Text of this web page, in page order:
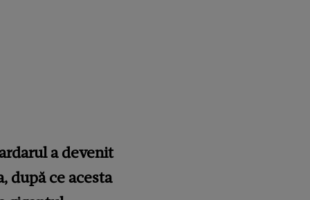
a devenit
după ce acesta